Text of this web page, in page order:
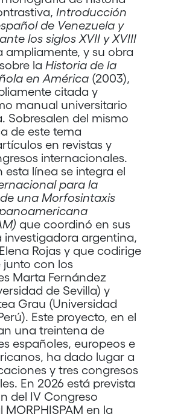
Introducción
de Venezuela y
los siglos XVII y XVIII
ampliamente, y su obra
la Historia de la
en América(2003),
citada y
manual universitario
Sobresalen del mismo
de este tema
en revistas y
internacionales.
esta línea se integra el
para la
una Morfosintaxis
que coordinó en sus
investigadora argentina,
Rojas y que codirige
con los
Marta Fernández
de Sevilla) y
Grau (Universidad
Este proyecto, en el
una treintena de
españoles, europeos e
ha dado lugar a
y tres congresos
En 2026 está prevista
del IV Congreso
en la